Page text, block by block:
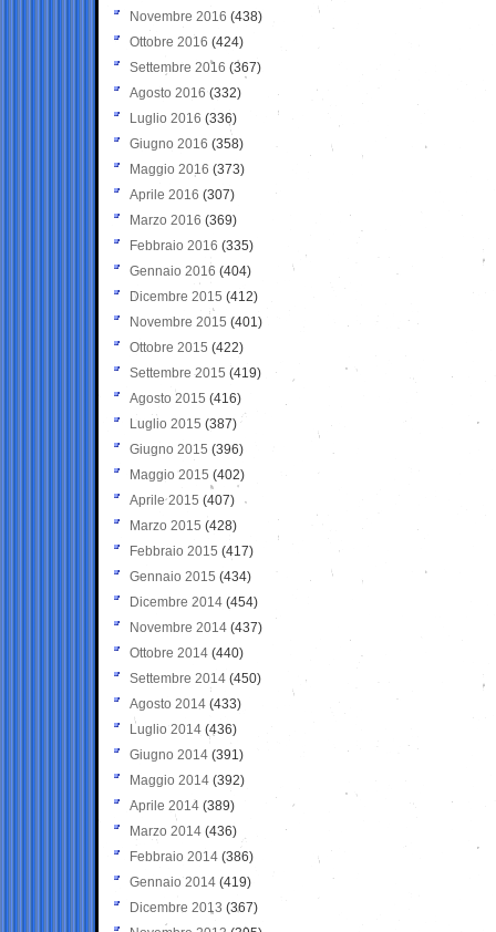
Novembre 2016 (438)
Ottobre 2016 (424)
Settembre 2016 (367)
Agosto 2016 (332)
Luglio 2016 (336)
Giugno 2016 (358)
Maggio 2016 (373)
Aprile 2016 (307)
Marzo 2016 (369)
Febbraio 2016 (335)
Gennaio 2016 (404)
Dicembre 2015 (412)
Novembre 2015 (401)
Ottobre 2015 (422)
Settembre 2015 (419)
Agosto 2015 (416)
Luglio 2015 (387)
Giugno 2015 (396)
Maggio 2015 (402)
Aprile 2015 (407)
Marzo 2015 (428)
Febbraio 2015 (417)
Gennaio 2015 (434)
Dicembre 2014 (454)
Novembre 2014 (437)
Ottobre 2014 (440)
Settembre 2014 (450)
Agosto 2014 (433)
Luglio 2014 (436)
Giugno 2014 (391)
Maggio 2014 (392)
Aprile 2014 (389)
Marzo 2014 (436)
Febbraio 2014 (386)
Gennaio 2014 (419)
Dicembre 2013 (367)